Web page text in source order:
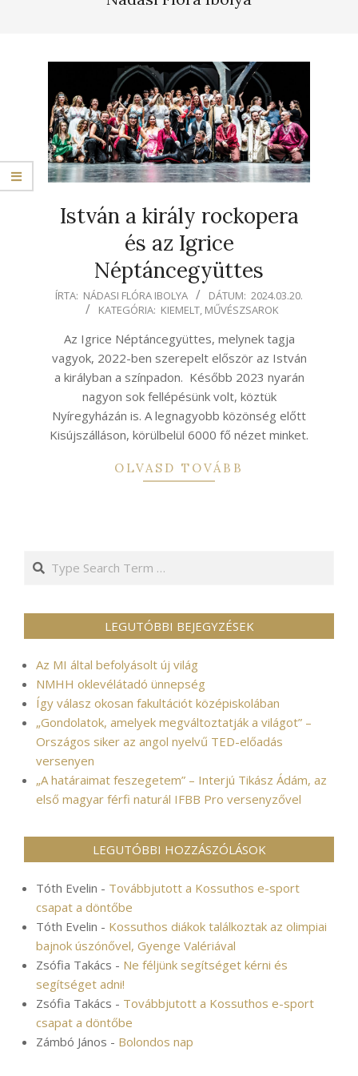
István a király rockopera
és az Igrice
Néptáncegyüttes
2024-
ÍRTA: NÁDASI FLÓRA IBOLYA DÁTUM: 2024.03.20.
KATEGÓRIA: KIEMELT, MŰVÉSZSAROK
Az Igrice Néptáncegyüttes, melynek tagja
vagyok, 2022-ben szerepelt először az István
a királyban a színpadon. Később 2023 nyarán
nagyon sok fellépésünk volt, köztük
Nyíregyházán is. A legnagyobb közönség előtt
Kisújszálláson, körülbelül 6000 fő nézet minket.
OLVASD TOVÁBB
Search
LEGUTÓBBI BEJEGYZÉSEK
Az MI által befolyásolt új világ
NMHH oklevélátadó ünnepség
Így válasz okosan fakultációt középiskolában
„Gondolatok, amelyek megváltoztatják a világot” –
Országos siker az angol nyelvű TED-előadás
versenyen
„A határaimat feszegetem” – Interjú Tikász Ádám, az
első magyar férfi naturál IFBB Pro versenyzővel
LEGUTÓBBI HOZZÁSZÓLÁSOK
Tóth Evelin - Továbbjutott a Kossuthos e-sport
csapat a döntőbe
Tóth Evelin - Kossuthos diákok találkoztak az olimpiai
bajnok úszónővel, Gyenge Valériával
Zsófia Takács - Ne féljünk segítséget kérni és
segítséget adni!
Zsófia Takács - Továbbjutott a Kossuthos e-sport
csapat a döntőbe
Zámbó János - Bolondos nap